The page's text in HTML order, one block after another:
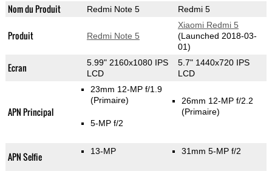
Nom du Produit Redmi Note 5 Redmi 5
Produit Redmi Note 5
Xiaomi Redmi 5
(Launched 2018-03-
01)
Ecran
5.99" 2160x1080 IPS
LCD
5.7" 1440x720 IPS
LCD
APN Principal
23mm 12-MP f/1.9
(Primaire)
5-MP f/2
26mm 12-MP f/2.2
(Primaire)
APN Selfie 13-MP 31mm 5-MP f/2